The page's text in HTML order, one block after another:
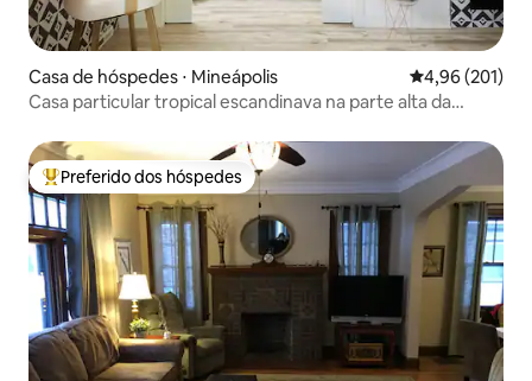
Casa de hóspedes ⋅ Mineápolis 4,96 de uma
4,96 (201)
Casa particular tropical escandinava na parte alta da
Entre os melhores preferidos dos hóspedes
Preferido dos hóspedes